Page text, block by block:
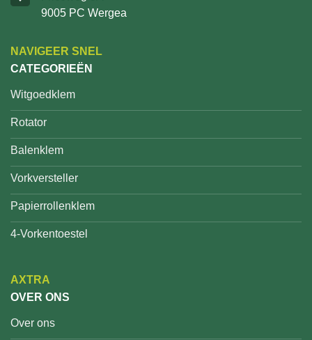
9005 PC Wergea
NAVIGEER SNEL
CATEGORIEËN
Witgoedklem
Rotator
Balenklem
Vorkversteller
Papierrollenklem
4-Vorkentoestel
AXTRA
OVER ONS
Over ons